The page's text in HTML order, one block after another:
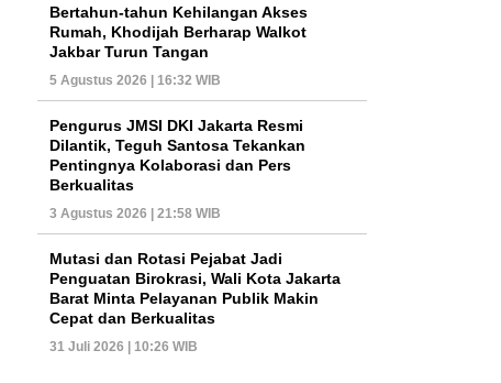
Bertahun-tahun Kehilangan Akses
Rumah, Khodijah Berharap Walkot
Jakbar Turun Tangan
5 Agustus 2026 | 16:32 WIB
Pengurus JMSI DKI Jakarta Resmi
Dilantik, Teguh Santosa Tekankan
Pentingnya Kolaborasi dan Pers
Berkualitas
3 Agustus 2026 | 21:58 WIB
Mutasi dan Rotasi Pejabat Jadi
Penguatan Birokrasi, Wali Kota Jakarta
Barat Minta Pelayanan Publik Makin
Cepat dan Berkualitas
31 Juli 2026 | 10:26 WIB